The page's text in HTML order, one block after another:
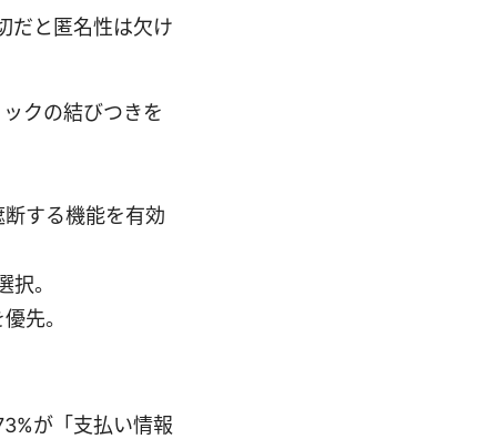
だと匿名性は欠け
クの結びつきを
する機能を有効
。
先。
が「支払い情報